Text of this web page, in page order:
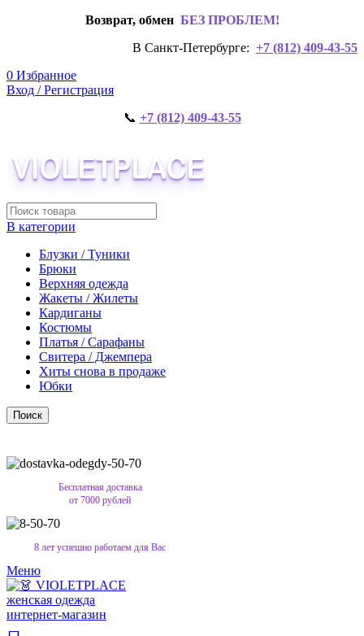
Возврат, обмен БЕЗ ПРОБЛЕМ!
В Санкт-Петербурге: +7 (812) 409-43-55
0 Избранное
Вход / Регистрация
📞 +7 (812) 409-43-55
В категории
Блузки / Туники
Брюки
Верхняя одежда
Жакеты / Жилеты
Кардиганы
Костюмы
Платья / Сарафаны
Свитера / Джемпера
Хиты снова в продаже
Юбки
Поиск
Бесплатная доставка
от 7000 рублей
8 лет успешно работаем для Вас
Меню